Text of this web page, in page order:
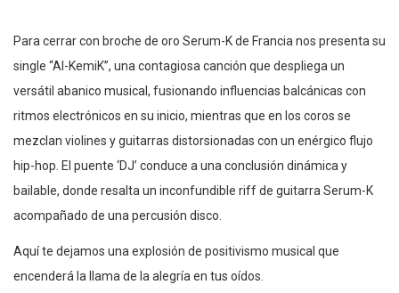
Para cerrar con broche de oro Serum-K de Francia nos presenta su
single “Al-KemiK”, una contagiosa canción que despliega un
versátil abanico musical, fusionando influencias balcánicas con
ritmos electrónicos en su inicio, mientras que en los coros se
mezclan violines y guitarras distorsionadas con un enérgico flujo
hip-hop. El puente ‘DJ’ conduce a una conclusión dinámica y
bailable, donde resalta un inconfundible riff de guitarra Serum-K
acompañado de una percusión disco.
Aquí te dejamos una explosión de positivismo musical que
encenderá la llama de la alegría en tus oídos.